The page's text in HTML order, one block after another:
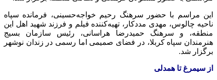
این مراسم با حضور سرهنگ رحیم خواجه‌حسینی، فرمانده سپاه
ناحیه چالوس، مهدی مددکار، تهیه‌کننده فیلم و فرزند شهید اهل این
منطقه، و سرهنگ حمیدرضا هراسانی، رئیس سازمان بسیج
هنرمندان سپاه کربلا، در فضای صمیمی اما رسمی در زندان نوشهر
برگزار شد.
از سیمرغ تا همدلی